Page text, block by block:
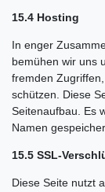
15.4 Hosting
In enger
bemühen wir uns
fremden
schützen. Diese
Seitenaufbau. Es
Namen
15.5 SSL-
Diese Seite nutzt